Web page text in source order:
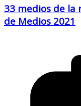
33 medios de la
de Medios 2021